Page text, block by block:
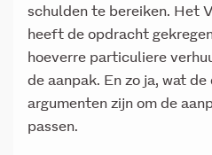
schulden te bereiken. Het
heeft de opdracht
hoeverre particuliere
de aanpak. En zo ja, wat
argumenten zijn om de
passen.